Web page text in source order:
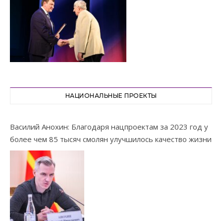
НАЦИОНАЛЬНЫЕ ПРОЕКТЫ
Василий Анохин: Благодаря нацпроектам за 2023 год у
более чем 85 тысяч смолян улучшилось качество жизни